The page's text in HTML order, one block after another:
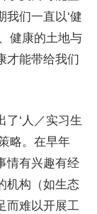
们一直以‘健
健康的土地与
才能带给我们
‘人／实习生
略。在早年
情有兴趣有经
机构（如生态
而难以开展工